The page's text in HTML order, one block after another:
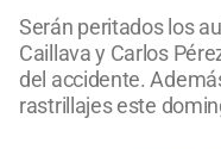
Serán peritados los
Caillava y Carlos
del accidente.
rastrillajes este